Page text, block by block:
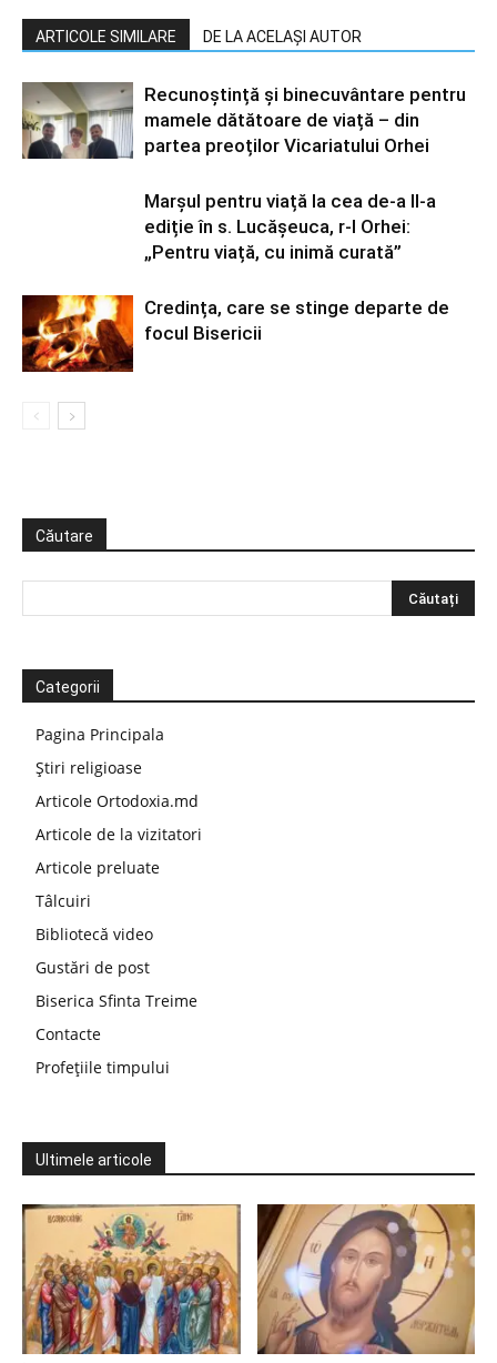
ARTICOLE SIMILARE DE LA ACELAȘI AUTOR
Recunoștință și binecuvântare pentru
mamele dătătoare de viață – din
partea preoților Vicariatului Orhei
Marșul pentru viață la cea de-a II-a
ediție în s. Lucășeuca, r-l Orhei:
„Pentru viață, cu inimă curată”
Credința, care se stinge departe de
focul Bisericii
Căutare
Categorii
Pagina Principala
Știri religioase
Articole Ortodoxia.md
Articole de la vizitatori
Articole preluate
Tâlcuiri
Bibliotecă video
Gustări de post
Biserica Sfinta Treime
Contacte
Profețiile timpului
Ultimele articole